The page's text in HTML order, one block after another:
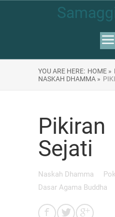
YOU ARE HERE: HOME »
NASKAH DHAMMA »
Pikiran
Sejati
Naskah Dhamma
Dasar Agama Buddha